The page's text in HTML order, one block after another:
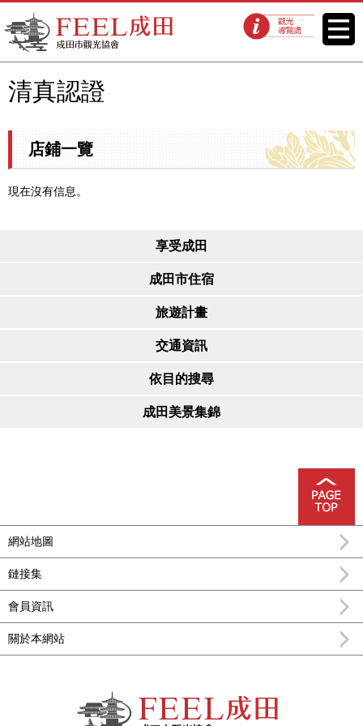
FEEL成田成田市觀光協會官方網
站
觀光導覽處 菜單
清真認證
店鋪一覽
現在沒有信息。
享受成田
成田市住宿
旅遊計畫
交通資訊
依目的搜尋
成田美景集錦
網站地圖
鏈接集
會員資訊
關於本網站
FEEL成田成田市公式觀光信息